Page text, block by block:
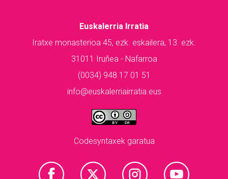
Euskalerria Irratia
Iratxe monasterioa 45, ezk. eskailera, 13. ezk.
31011 Iruñea - Nafarroa
(0034) 948 17 01 51
info@euskalerriairratia.eus
Codesyntaxek garatua